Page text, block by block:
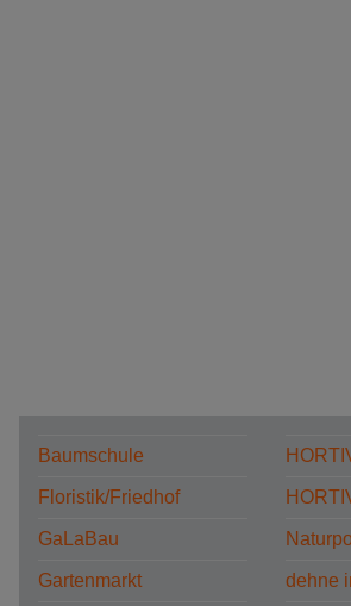
Baumschule
Floristik/Friedhof
GaLaBau
Gartenmarkt dehne